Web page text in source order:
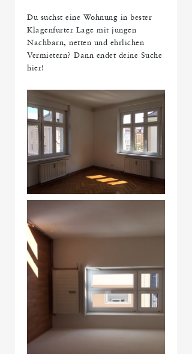
Du suchst eine Wohnung in bester
Klagenfurter Lage mit jungen
Nachbarn, netten und ehrlichen
Vermietern? Dann endet deine Suche
hier!